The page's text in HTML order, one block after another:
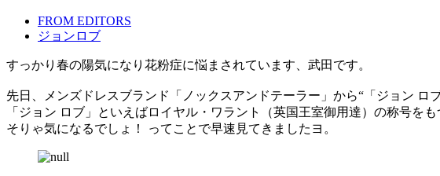
FROM EDITORS
ジョンロブ
すっかり春の陽気になり花粉症に悩まされています、武田です。
先日、メンズドレスブランド「ノックスアンドテーラー」から“「ジョン ロ
「ジョン ロブ」といえばロイヤル・ワラント（英国王室御用達）の称号を
そりゃ気になるでしょ！ ってことで早速見てきましたヨ。